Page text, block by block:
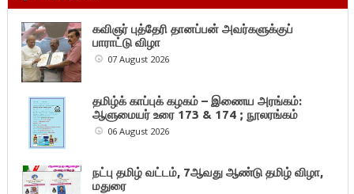
கவிஞர் புத்தேரி தானப்பன் அவர்களுக்குப்
பாராட்டு விழா
07 August 2026
தமிழ்க் காப்புக் கழகம் – இணைய அரங்கம்:
ஆளுமையர் உரை 173 & 174 ; நூலரங்கம்
06 August 2026
நட்பு தமிழ் வட்டம், 7ஆவது ஆண்டு தமிழ் விழா,
மதுரை